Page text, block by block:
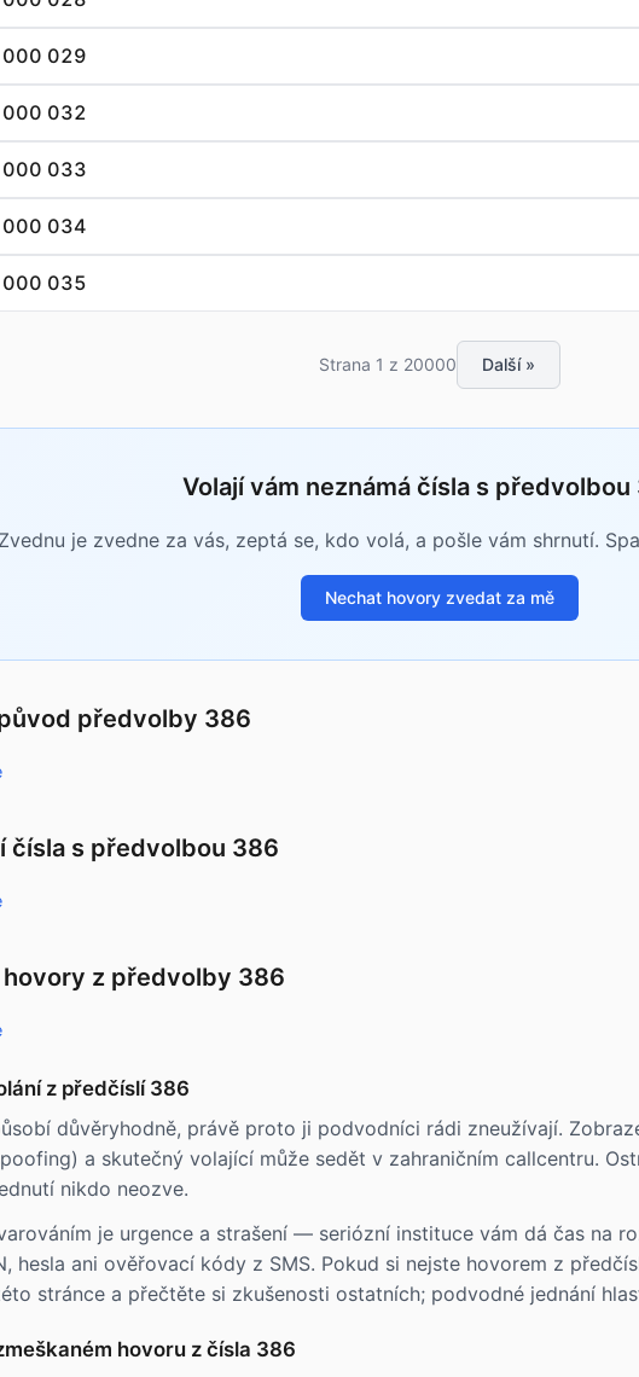
029
032
033
034
035
Strana 1 z 20000 Další »
Volají vám neznámá čísla s předvolbou
Zvednu je zvedne za vás, zeptá se, kdo volá, a pošle vám shrnutí.
Nechat hovory zvedat za mě
předvolby 386
čísla s předvolbou 386
hovory z předvolby 386
z předčíslí 386
důvěryhodně, právě proto ji podvodníci rádi zneužívají.
a skutečný volající může sedět v zahraničním callcentru.
nikdo neozve.
je urgence a strašení — seriózní instituce vám dá čas na
hesla ani ověřovací kódy z SMS. Pokud si nejste hovorem z
stránce a přečtěte si zkušenosti ostatních; podvodné jednání
hovoru z čísla 386